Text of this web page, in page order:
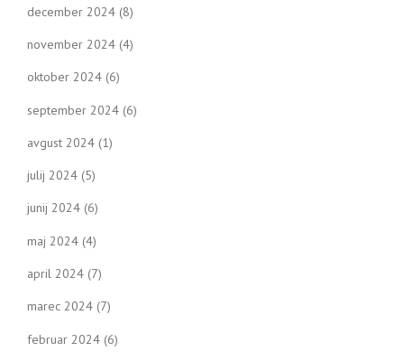
december 2024 (8)
november 2024 (4)
oktober 2024 (6)
september 2024 (6)
avgust 2024 (1)
julij 2024 (5)
junij 2024 (6)
maj 2024 (4)
april 2024 (7)
marec 2024 (7)
februar 2024 (6)